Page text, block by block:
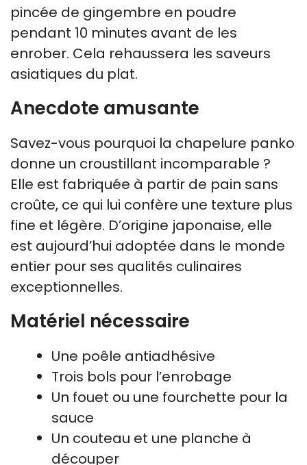
pincée de gingembre en poudre
pendant 10 minutes avant de les
enrober. Cela rehaussera les saveurs
asiatiques du plat.
Anecdote amusante
Savez-vous pourquoi la chapelure panko
donne un croustillant incomparable ?
Elle est fabriquée à partir de pain sans
croûte, ce qui lui confère une texture plus
fine et légère. D’origine japonaise, elle
est aujourd’hui adoptée dans le monde
entier pour ses qualités culinaires
exceptionnelles.
Matériel nécessaire
Une poêle antiadhésive
Trois bols pour l’enrobage
Un fouet ou une fourchette pour la
sauce
Un couteau et une planche à
découper